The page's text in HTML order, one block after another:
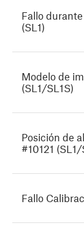
Fallo
(SL1)
Modelo de
(SL1/SL1S)
Posición de
#10121 (SL1/
Fallo